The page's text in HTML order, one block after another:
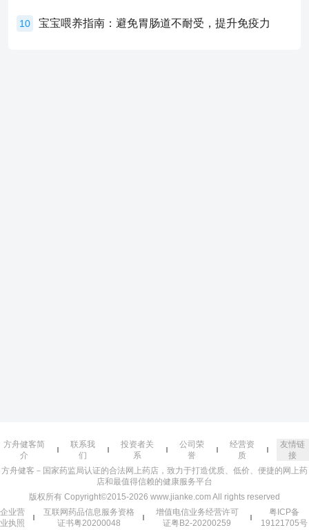
10 宝宝喂养指南：避免胃肠道不耐受，提升免疫力
方舟健客简
介
联系我
们
投资者关
系
公司荣
誉
经营资
质
友情链
接
方舟健客－国家药监局认证的合法网上药店，致力于打造优质、低价、便捷的网上药
店和最值得信赖的健康服务平台
版权所有 Copyright©2015-2026 www.jianke.com All rights reserved
企业营
业执照
互联网药品信息服务资格
证书粤20200048
增值电信业务经营许可
证粤B2-20200259
粤ICP备
19121705号